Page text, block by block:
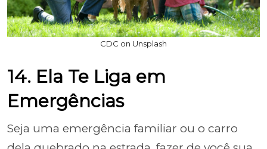
CDC on Unsplash
14. Ela Te Liga em
Emergências
Seja uma emergência familiar ou o carro